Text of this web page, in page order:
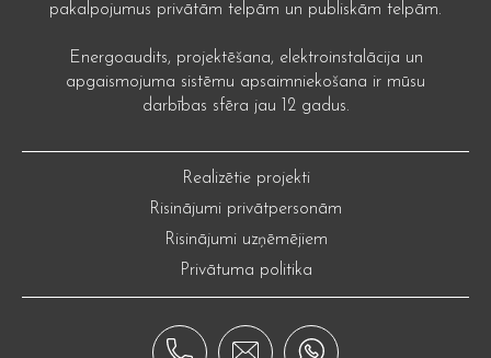
pakalpojumus privātām telpām un publiskām telpām.
Energoaudits, projektēšana, elektroinstalācija un
apgaismojuma sistēmu apsaimniekošana ir mūsu
darbības sfēra jau 12 gadus.
Realizētie projekti
Risinājumi privātpersonām
Risinājumi uzņēmējiem
Privātuma politika